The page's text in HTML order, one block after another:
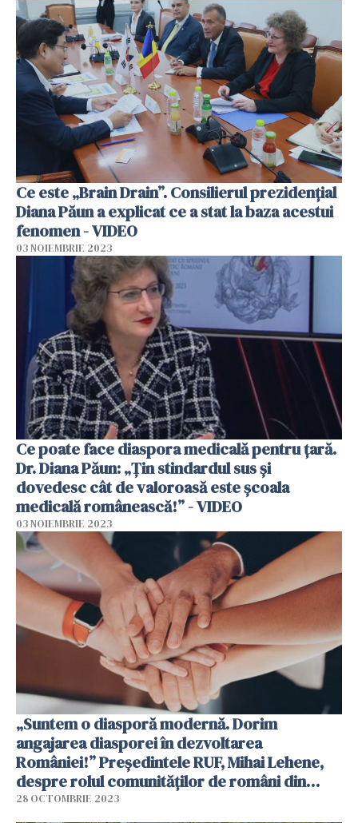
Ce este „Brain Drain”. Consilierul prezidențial
Diana Păun a explicat ce a stat la baza acestui
fenomen - VIDEO
03 NOIEMBRIE 2023
Ce poate face diaspora medicală pentru țară.
Dr. Diana Păun: „Țin stindardul sus și
dovedesc cât de valoroasă este școala
medicală românească!” - VIDEO
03 NOIEMBRIE 2023
„Suntem o diasporă modernă. Dorim
angajarea diasporei în dezvoltarea
României!” Președintele RUF, Mihai Lehene,
despre rolul comunităților de români din
străinătate / VIDEO
28 OCTOMBRIE 2023